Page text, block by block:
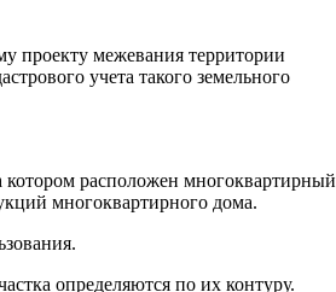
проекту межевания территории
учета такого земельного
котором расположен многоквартирный
многоквартирного дома.
определяются по их контуру.